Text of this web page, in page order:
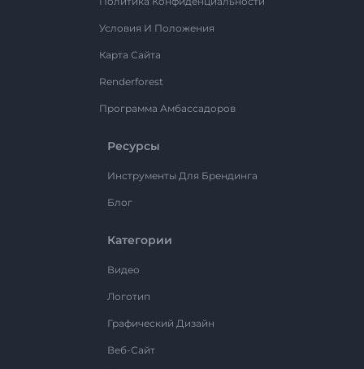
Условия И Положения
Карта Сайта
Renderforest
Программа Амбассадоров
Ресурсы
Инструменты Для Брендинга
Блог
Категории
Видео
Логотип
Графический Дизайн
Веб-Сайт